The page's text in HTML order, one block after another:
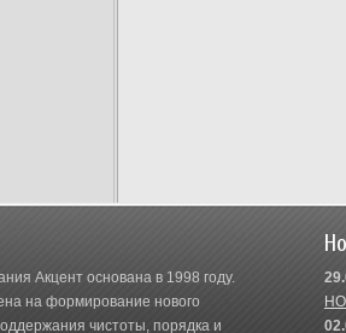
Акцент основана в 1998 году.
на формирование нового
чистоты, порядка и